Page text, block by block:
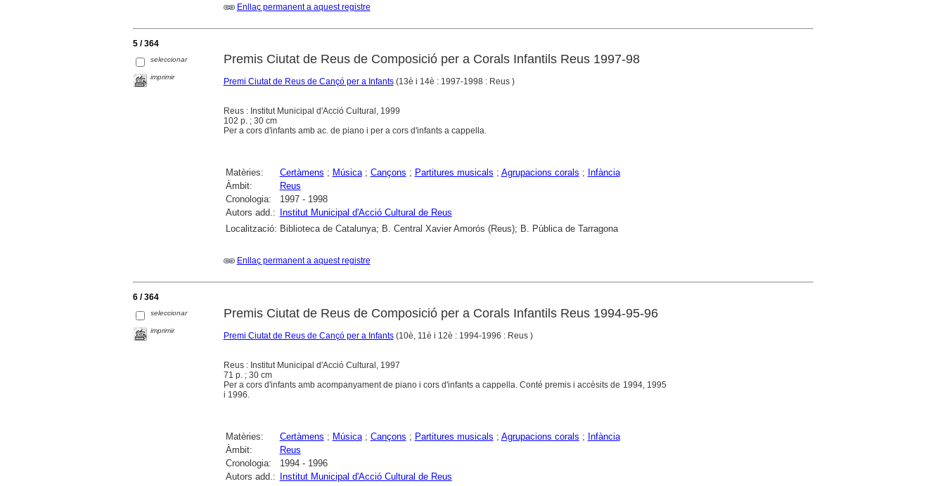
Enllaç permanent a aquest registre
5 / 364
seleccionar
imprimir
Premis Ciutat de Reus de Composició per a Corals Infantils Reus 1997-98
Premi Ciutat de Reus de Cançó per a Infants(13è i 14è : 1997-1998 : Reus )
Reus : Institut Municipal d'Acció Cultural, 1999
102 p. ; 30 cm
Per a cors d'infants amb ac. de piano i per a cors d'infants a cappella.
Matèries: Certàmens ; Música; Cançons ; Partitures musicals ; Agrupacions corals ; Infància
Àmbit:
Reus
Cronologia:
1997 - 1998
Autors add.:
Institut Municipal d'Acció Cultural de Reus
Localització: Biblioteca de Catalunya; B. Central Xavier Amorós (Reus); B. Pública de Tarragona
Enllaç permanent a aquest registre
6 / 364
seleccionar
imprimir
Premis Ciutat de Reus de Composició per a Corals Infantils Reus 1994-95-96
Premi Ciutat de Reus de Cançó per a Infants(10è, 11è i 12è : 1994-1996 : Reus )
Reus : Institut Municipal d'Acció Cultural, 1997
71 p. ; 30 cm
Per a cors d'infants amb acompanyament de piano i cors d'infants a cappella. Conté premis i accèsits de 1994, 1995
i 1996.
Matèries: Certàmens ; Música; Cançons ; Partitures musicals ; Agrupacions corals ; Infància
Àmbit:
Reus
Cronologia:
1994 - 1996
Autors add.: Institut Municipal d'Acció Cultural de Reus